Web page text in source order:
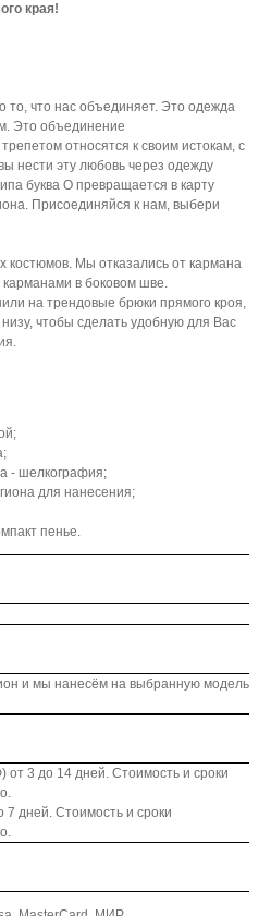
края!
то, что нас объединяет. Это одежда
Это объединение
относятся к своим истокам, с
нести эту любовь через одежду
буква О превращается в карту
Присоединяйся к нам, выбери
костюмов. Мы отказались от кармана
карманами в боковом шве.
на трендовые брюки прямого кроя,
чтобы сделать удобную для Вас
- шелкография;
для нанесения;
пенье.
и мы нанесём на выбранную модель
от 3 до 14 дней. Стоимость и сроки
дней. Стоимость и сроки